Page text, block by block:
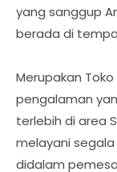
yang sanggup
berada di
Merupakan
pengalaman
terlebih di area
melayani
didalam